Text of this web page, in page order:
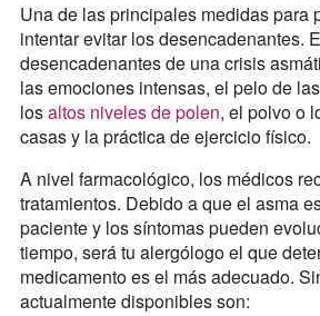
Una de las principales medidas para
intentar evitar los desencadenantes.
desencadenantes de una crisis
las emociones intensas, el pelo de
losaltos niveles de polen, el polvo o
casas y la práctica de ejercicio físico.
A nivel farmacológico, los médicos
tratamientos. Debido a que el asma
paciente y los síntomas pueden
tiempo, será tu alergólogo el que
medicamento es el más adecuado.
actualmente disponibles son: